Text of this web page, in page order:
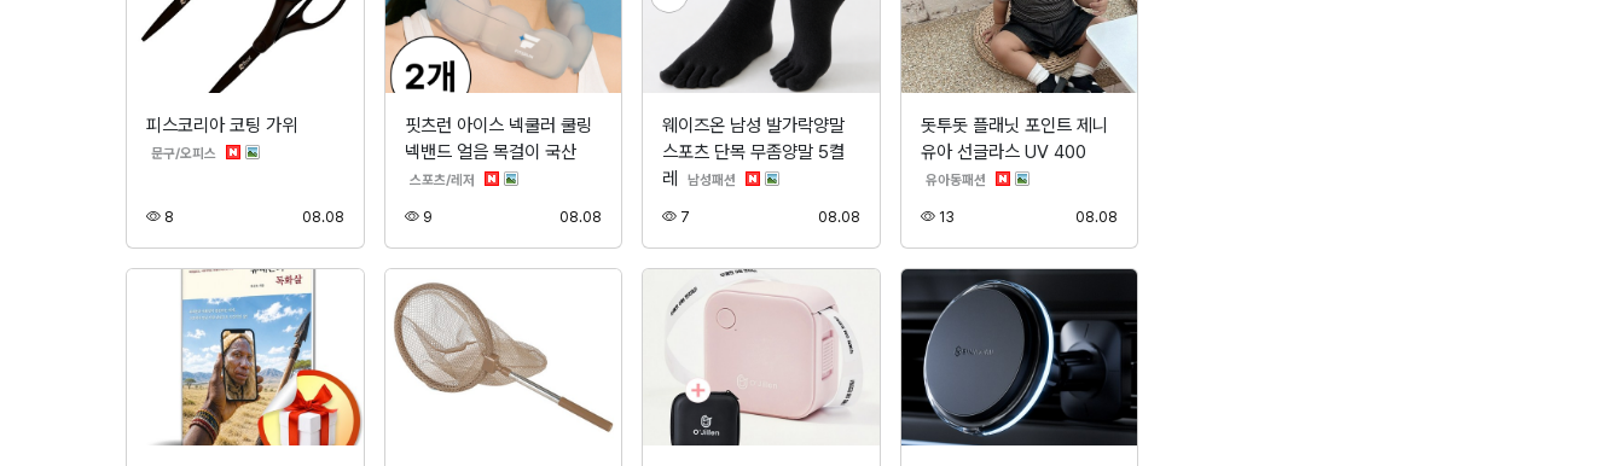
피스코리아 코팅 가위
문구/오피스 분류
8 08.08등록
핏츠런 아이스 넥쿨러 쿨링
넥밴드 얼음 목걸이 국산
스포츠/레저분류
9조회 08.08
웨이즈온 남성 발가락양말
스포츠 단목 무좀양말 5켤
레
남성패션 분류
7 08.08등록
돗투돗 플래닛 포인트 제니
유아 선글라스 UV 400
유아동패션분류
13조회 08.08